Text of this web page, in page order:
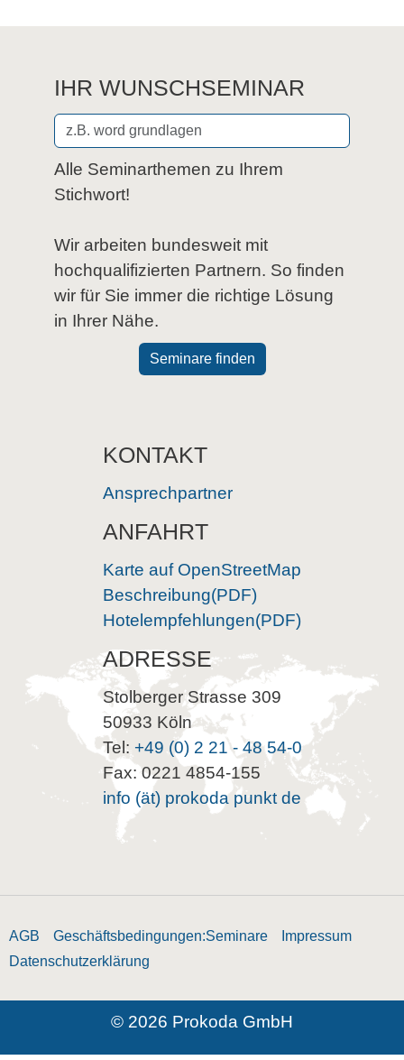
IHR WUNSCHSEMINAR
Alle Seminarthemen zu Ihrem
Stichwort!
Wir arbeiten bundesweit mit
hochqualifizierten Partnern. So finden
wir für Sie immer die richtige Lösung
in Ihrer Nähe.
Seminare finden
KONTAKT
Ansprechpartner
ANFAHRT
Karte auf OpenStreetMap
Beschreibung(PDF)
Hotelempfehlungen(PDF)
ADRESSE
Stolberger Strasse 309
50933 Köln
Tel: +49 (0) 2 21 - 48 54-0
Fax: 0221 4854-155
info (ät) prokoda punkt de
AGB Geschäftsbedingungen:Seminare
Impressum
Datenschutzerklärung
© 2026 Prokoda GmbH